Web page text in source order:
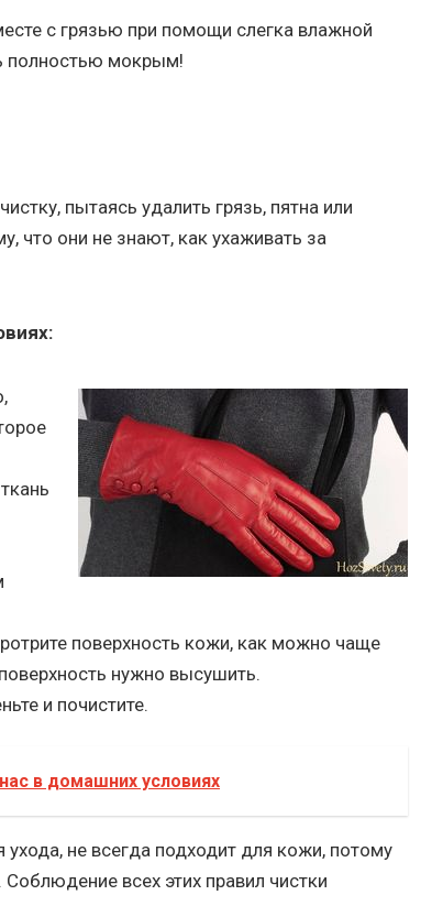
с грязью при помощи слегка влажной
полностью мокрым!
пытаясь удалить грязь, пятна или
что они не знают, как ухаживать за
поверхность кожи, как можно чаще
нужно высушить.
и почистите.
в домашних условиях
не всегда подходит для кожи, потому
всех этих правил чистки